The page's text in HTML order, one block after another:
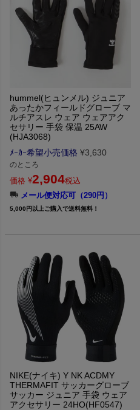
hummel(ヒュンメル) ジュニア
あったかフィールドグローブ マ
ルチアスレ ウェア ウェアアク
セサリー 手袋 保温 25AW
(HJA3068)
ﾒｰｶｰ希望小売価格 ¥3,630
のところ
価格 ¥2,904税込
メール便対応可（290円）
5,000円以上ご購入で送料無料！
NIKE(ナイキ) Y NK ACDMY
THERMAFIT サッカーグローブ
サッカー ジュニア 手袋 ウェア
アクセサリー 24HO(HF0547)